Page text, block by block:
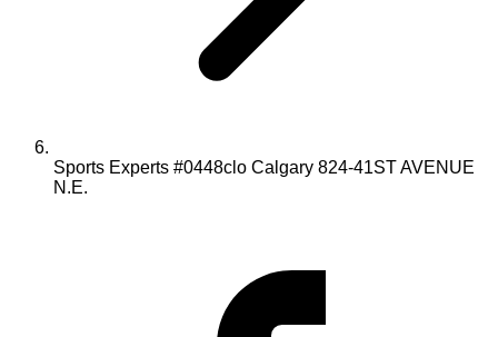
Sports Experts #0448clo Calgary 824-41ST AVENUE
N.E.